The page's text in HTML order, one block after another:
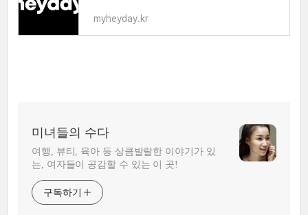
myheyday.kr
미녀들의 수다
여행, 뷰티, 육아 등 상큼발랄한 이야기가 있
는, 여자들이 공감할 수 있는 이 곳!
구독하기